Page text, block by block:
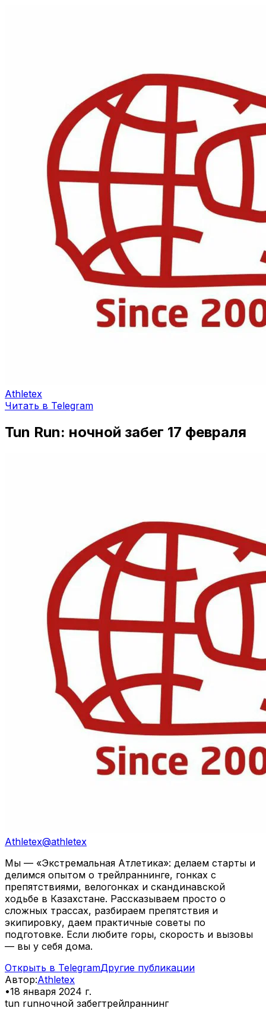
Athletex
Читать в Telegram
Tun Run: ночной забег 17 февраля
Athletex@athletex
Мы — «Экстремальная Атлетика»: делаем старты и
делимся опытом о трейлраннинге, гонках с
препятствиями, велогонках и скандинавской
ходьбе в Казахстане. Рассказываем просто о
сложных трассах, разбираем препятствия и
экипировку, даем практичные советы по
подготовке. Если любите горы, скорость и вызовы
— вы у себя дома.
Открыть в TelegramДругие публикации
Автор:Athletex
•18 января 2024 г.
tun runночной забегтрейлраннинг